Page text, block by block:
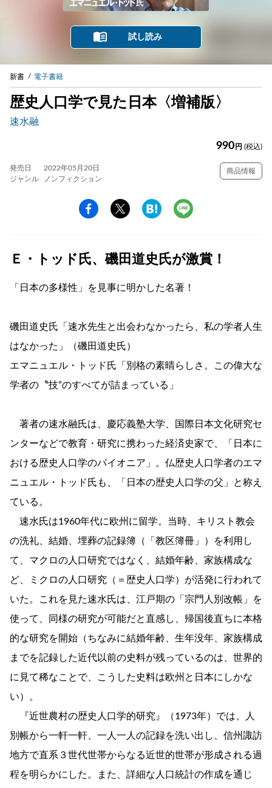
試し読み
新書 電子書籍
歴史人口学で見た日本〈増補版〉
速水融
990 円 (税込)
発売日
2022年05月20日
ジャンル
ノンフィクション
商品情報
Ｅ・トッド氏、磯田道史氏が激賞！
「日本の多様性」を見事に明かした名著！
磯田道史氏「速水先生と出会わなかったら、私の学者人生
はなかった」（磯田道史氏）
エマニュエル・トッド氏「別格の素晴らしさ。この偉大な
学者の〝技”のすべてが詰まっている」
著者の速水融氏は、慶応義塾大学、国際日本文化研究セ
ンターなどで教育・研究に携わった経済史家で、「日本に
おける歴史人口学のパイオニア」。仏歴史人口学者のエマ
ニュエル・トッド氏も、「日本の歴史人口学の父」と称え
ている。
速水氏は1960年代に欧州に留学。当時、キリスト教会
の洗礼、結婚、埋葬の記録簿（「教区簿冊」）を利用し
て、マクロの人口研究ではなく、結婚年齢、家族構成な
ど、ミクロの人口研究（＝歴史人口学）が活発に行われて
いた。これを見た速水氏は、江戸期の「宗門人別改帳」を
使って、同様の研究が可能だと直感し、帰国後直ちに本格
的な研究を開始（ちなみに結婚年齢、生年没年、家族構成
までを記録した近代以前の史料が残っているのは、世界的
に見て稀なことで、こうした史料は欧州と日本にしかな
い）。
『近世農村の歴史人口学的研究』（1973年）では、人
別帳から一軒一軒、一人一人の記録を洗い出し、信州諏訪
地方で直系３世代世帯からなる近世的世帯が形成される過
程を明らかにした。また、詳細な人口統計の作成を通じ